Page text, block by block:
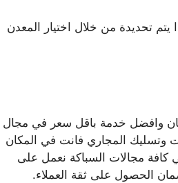
تحديدة من خلال اختيار المعدن
وافضل خدمة باقل سعر في مجال
وتسليك المجاري فانت في المكان
محترفة في كافة مجالات السباكة نعمل على
الحصول على ثقة العملاء.